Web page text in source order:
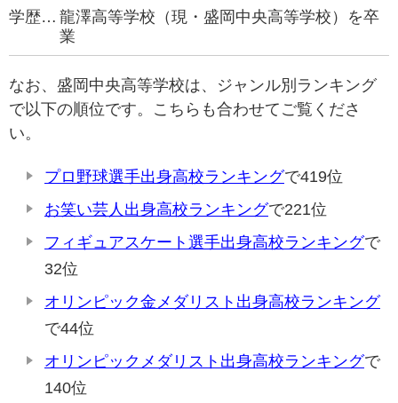
学歴… 龍澤高等学校（現・盛岡中央高等学校）を卒
業
なお、盛岡中央高等学校は、ジャンル別ランキング
で以下の順位です。こちらも合わせてご覧くださ
い。
プロ野球選手出身高校ランキングで419位
お笑い芸人出身高校ランキングで221位
フィギュアスケート選手出身高校ランキングで
32位
オリンピック金メダリスト出身高校ランキング
で44位
オリンピックメダリスト出身高校ランキングで
140位